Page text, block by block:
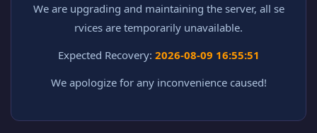
We are upgrading and maintaining the server, all se
rvices are temporarily unavailable.
Expected Recovery: 2026-08-09 16:55:51
We apologize for any inconvenience caused!